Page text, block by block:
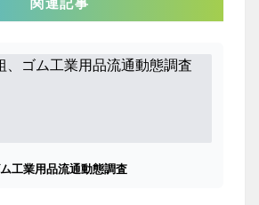
工業用品流通動態調査